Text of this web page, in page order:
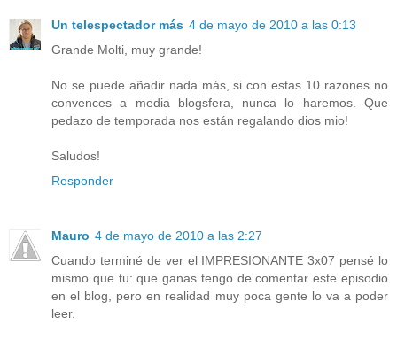
Un telespectador más 4 de mayo de 2010 a las 0:13
Grande Molti, muy grande!
No se puede añadir nada más, si con estas 10 razones no
convences a media blogsfera, nunca lo haremos. Que
pedazo de temporada nos están regalando dios mio!
Saludos!
Responder
Mauro 4 de mayo de 2010 a las 2:27
Cuando terminé de ver el IMPRESIONANTE 3x07 pensé lo
mismo que tu: que ganas tengo de comentar este episodio
en el blog, pero en realidad muy poca gente lo va a poder
leer.